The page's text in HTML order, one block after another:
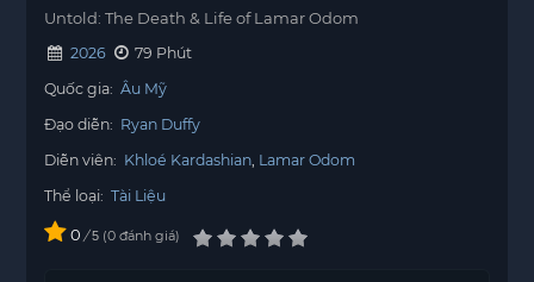
Untold: The Death & Life of Lamar Odom
2026
79 Phút
Quốc gia: Âu Mỹ
Đạo diễn: Ryan Duffy
Diễn viên: Khloé Kardashian Lamar Odom
Thể loại: Tài Liệu
0 / 5 0 đánh giá